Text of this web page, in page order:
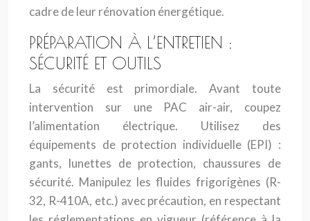
cadre de leur rénovation énergétique.
PRÉPARATION À L’ENTRETIEN :
SÉCURITÉ ET OUTILS
La sécurité est primordiale. Avant toute
intervention sur une PAC air-air, coupez
l’alimentation électrique. Utilisez des
équipements de protection individuelle (EPI) :
gants, lunettes de protection, chaussures de
sécurité. Manipulez les fluides frigorigènes (R-
32, R-410A, etc.) avec précaution, en respectant